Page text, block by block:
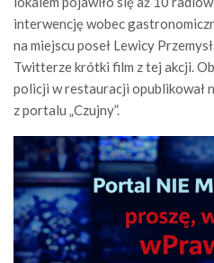
interwencję wobec
na miejscu poseł Lewicy
Twitterze krótki film z tej akcji.
policji w restauracji opublikował
z portalu „Czujny”.